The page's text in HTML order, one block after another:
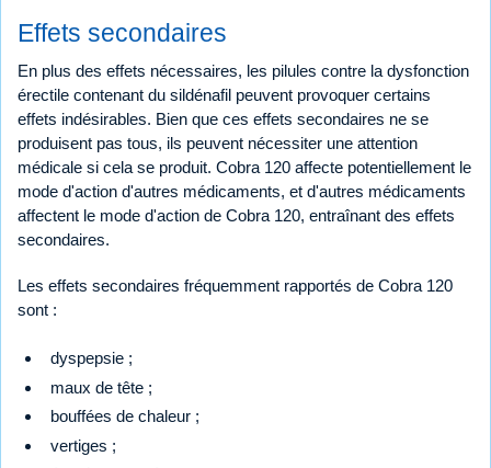
Effets secondaires
En plus des effets nécessaires, les pilules contre la dysfonction
érectile contenant du sildénafil peuvent provoquer certains
effets indésirables. Bien que ces effets secondaires ne se
produisent pas tous, ils peuvent nécessiter une attention
médicale si cela se produit. Cobra 120 affecte potentiellement le
mode d'action d'autres médicaments, et d'autres médicaments
affectent le mode d'action de Cobra 120, entraînant des effets
secondaires.
Les effets secondaires fréquemment rapportés de Cobra 120
sont :
dyspepsie ;
maux de tête ;
bouffées de chaleur ;
vertiges ;